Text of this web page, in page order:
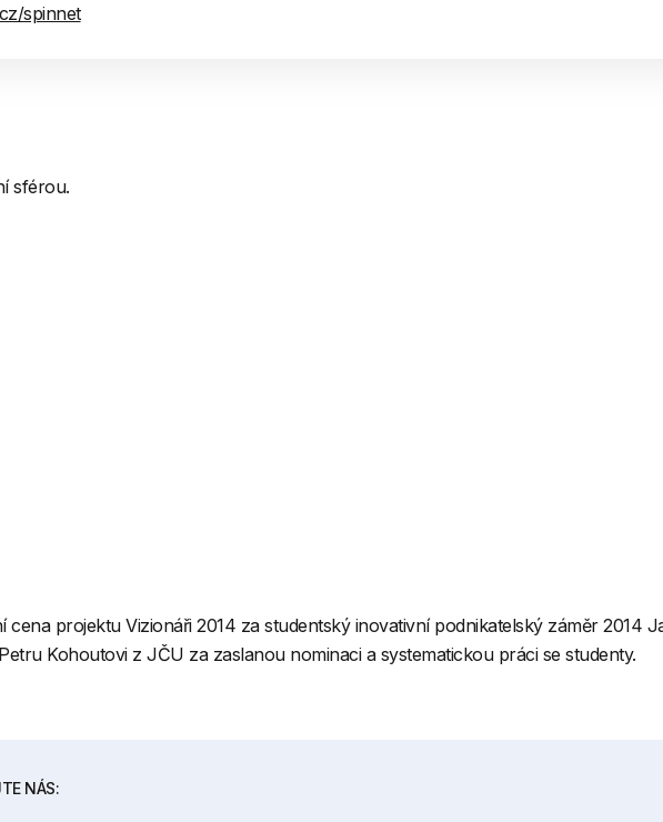
spinnet
sférou.
projektu Vizionáři 2014 za studentský inovativní podnikatelský záměr 2014
Kohoutovi z JČU za zaslanou nominaci a systematickou práci se studenty.
NÁS: